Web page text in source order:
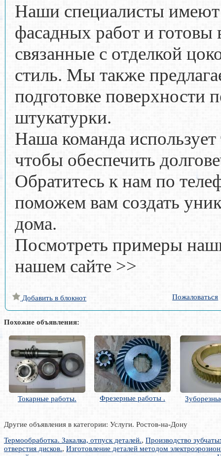
Наши специалисты
фасадных работ и
связанные с отделкой
стиль. Мы также
подготовке поверхности
штукатурки.
Наша команда
чтобы обеспечить
Обратитесь к нам по
поможем вам создать
дома.
Посмотреть примеры
нашем сайте >>
Добавить в блокнот Пожаловаться
Похожие объявления:
Токарные работы. Фрезерные работы .
Другие объявления в категории: Услуги. Ростов-на-Дону
Термообработка. Закалка, отпуск деталей., Производство
отверстия дисков., Изготовление деталей методом